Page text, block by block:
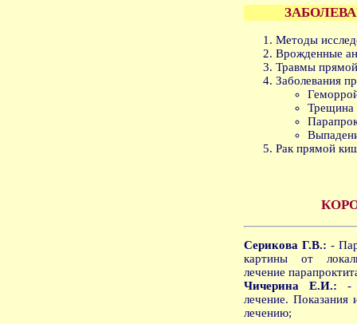
Методы
Врожденные
Травмы
Заболевания
Трещина
Рак прямой
Серикова Г.В.: -
картины от
лечение
Чичерина Е.И.: -
лечение. Показания
лечению;